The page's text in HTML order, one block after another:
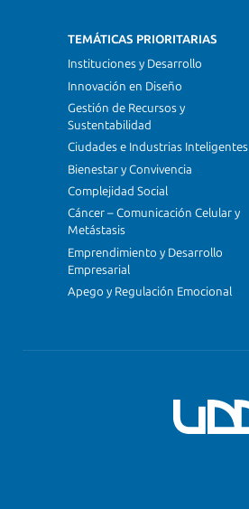
TEMÁTICAS PRIORITARIAS
Instituciones y Desarrollo
Innovación en Diseño
Gestión de Recursos y
Sustentabilidad
Ciudades e Industrias Inteligentes
Bienestar y Convivencia
Complejidad Social
Cáncer – Comunicación Celular y
Metástasis
Emprendimiento y Desarrollo
Empresarial
Apego y Regulación Emocional